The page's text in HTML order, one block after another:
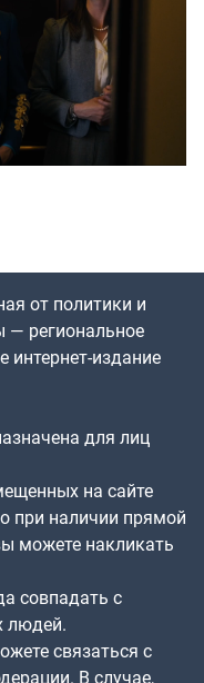
от политики и
— региональное
интернет-издание
для лиц
на сайте
при наличии прямой
можете накликать
совпадать с
людей.
связаться с
В случае,